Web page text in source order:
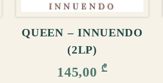
ᲙᲐᲚᲐᲗᲐᲨᲘ ᲓᲐᲛᲐᲢᲔᲑᲐ
QUEEN – INNUENDO
(2LP)
145,00 ₾